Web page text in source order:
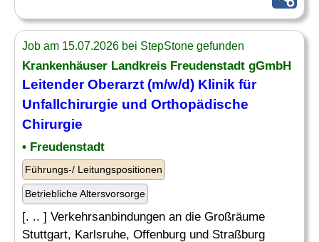
Job am 15.07.2026 bei StepStone gefunden
Krankenhäuser Landkreis Freudenstadt gGmbH
LeitenderOberarzt (m/w/d) Klinik für
Unfallchirurgie und Orthopädische
Chirurgie
• Freudenstadt
Führungs-/ Leitungspositionen
Betriebliche Altersvorsorge
[. .. ] Verkehrsanbindungen an die Großräume
Stuttgart, Karlsruhe, Offenburg und Straßburg